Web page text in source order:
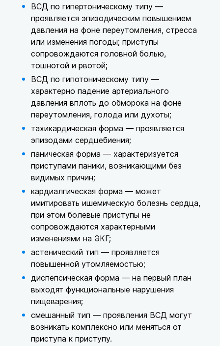
ВСД по гипертоническому типу —
проявляется эпизодическим повышением
давления на фоне переутомления, стресса
или изменения погоды; приступы
сопровождаются головной болью,
тошнотой и рвотой;
ВСД по гипотоническому типу —
характерно падение артериального
давления вплоть до обморока на фоне
переутомления, голода или духоты;
тахикардическая форма — проявляется
эпизодами сердцебиения;
паническая форма — характеризуется
приступами паники, возникающими без
видимых причин;
кардиалгическая форма — может
имитировать ишемическую болезнь сердца,
при этом болевые приступы не
сопровождаются характерными
изменениями на ЭКГ;
астенический тип — проявляется
повышенной утомляемостью;
диспепсическая форма — на первый план
выходят функциональные нарушения
пищеварения;
смешанный тип — проявления ВСД могут
возникать комплексно или меняться от
приступа к приступу.